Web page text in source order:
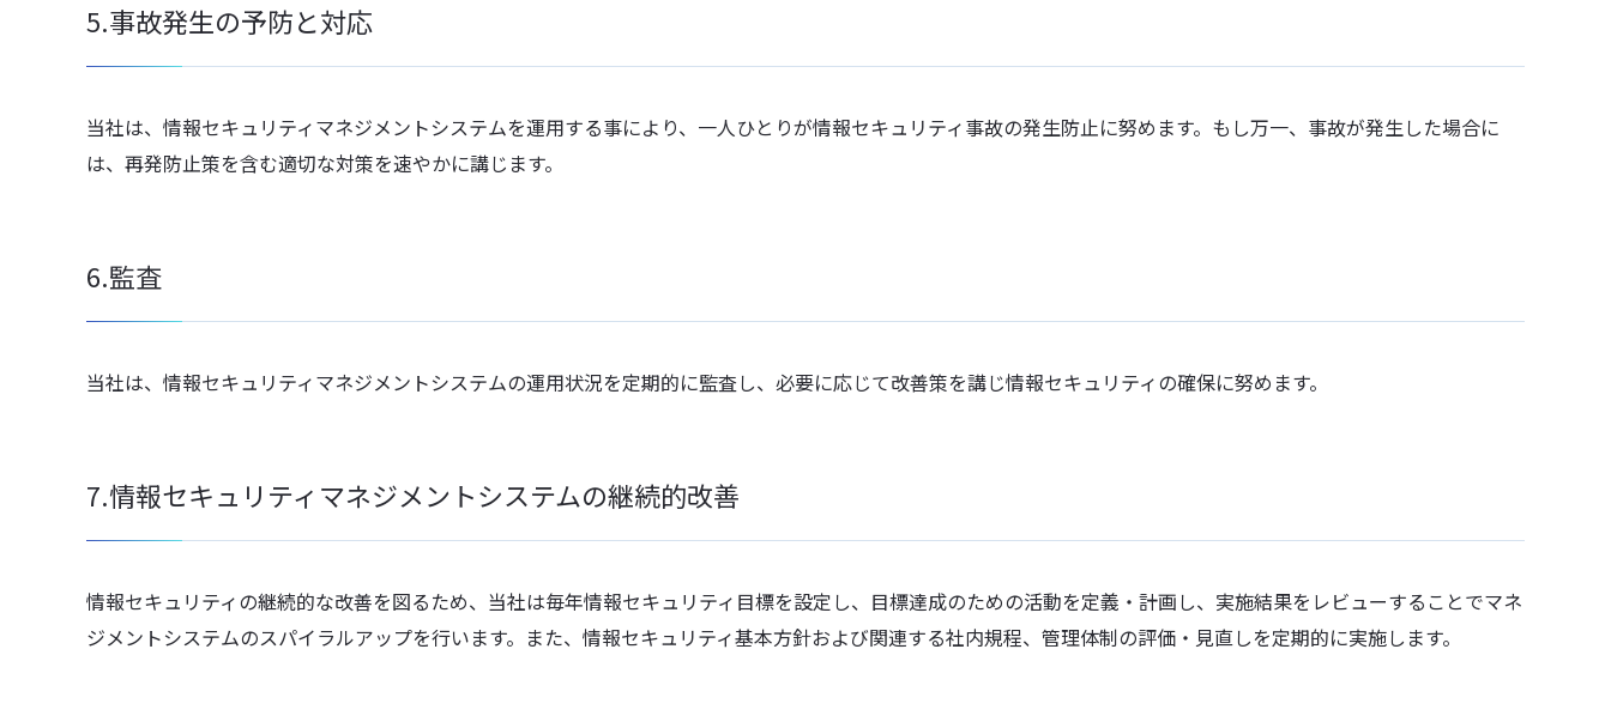
5.事故発生の予防と対応
当社は、情報セキュリティマネジメントシステムを運用する事により、一人ひとりが情報セキュリティ事故の発生防止に努めます。もし万一、事故が発生した場合に
は、再発防止策を含む適切な対策を速やかに講じます。
6.監査
当社は、情報セキュリティマネジメントシステムの運用状況を定期的に監査し、必要に応じて改善策を講じ情報セキュリティの確保に努めます。
7.情報セキュリティマネジメントシステムの継続的改善
情報セキュリティの継続的な改善を図るため、当社は毎年情報セキュリティ目標を設定し、目標達成のための活動を定義・計画し、実施結果をレビューすることでマネ
ジメントシステムのスパイラルアップを行います。また、情報セキュリティ基本方針および関連する社内規程、管理体制の評価・見直しを定期的に実施します。